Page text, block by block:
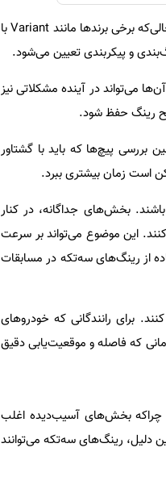
برندهای فورج لوکس مانند HRE از حدود چهار هزار دلار به ازای هر رینگ شروع می‌کنند، درحالی‌که برخی برندها مانند Variant با
و پیکربندی تعیین می‌شود.
می‌تواند در آینده مشکلاتی نیز
رینگ حفظ شود.
بررسی پیچ‌ها که باید با گشتاور
است زمان بیشتری ببرد.
بخش‌های جداگانه، در کنار
این موضوع می‌تواند بر سرعت
از رینگ‌های سه‌تکه در مسابقات
برای رانندگانی که خودروهای
که فاصله و موقعیت‌یابی دقیق
چراکه بخش‌های آسیب‌دیده اغلب
دلیل، رینگ‌های سه‌تکه می‌توانند